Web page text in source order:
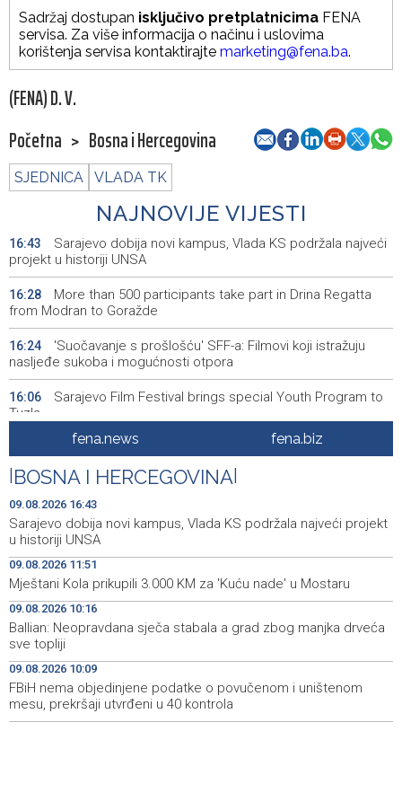
Sadržaj dostupan isključivo pretplatnicima FENA
servisa. Za više informacija o načinu i uslovima
korištenja servisa kontaktirajte marketing@fena.ba.
(FENA) D. V.
Početna > Bosna i Hercegovina
SJEDNICA VLADA TK
NAJNOVIJE VIJESTI
16:43
Sarajevo dobija novi kampus, Vlada KS podržala najveći
projekt u historiji UNSA
16:28
More than 500 participants take part in Drina Regatta
from Modran to Goražde
16:24
'Suočavanje s prošlošću' SFF-a: Filmovi koji istražuju
nasljeđe sukoba i mogućnosti otpora
16:06
Sarajevo Film Festival brings special Youth Program to
Tuzla
Posuški turnir 'Kamen, krš i maslina' potvrdio svoj ugled,
Kukoč ponovno na Topali
15:40 Priopćenje za javnost HDZ 1990
14:53
Pentagon pozvao američke odbrambene firme da
ubrzaju proizvodnju oružja usred iscrpljenih zaliha
14:39
Svečano otvoren 26. Cazin Grand Prix, staza 'Krajiška
zmija' ponovo okupila ljubitelje motosporta
13:20
Mostar Jazz Fest 2026. od 23. do 25. kolovoza donosi
tri večeri vrhunske glazbe
12:21 Izraelske snage izvode nova rušenja u južnom Libanu
fena.news fena.biz
BOSNA I HERCEGOVINA
09.08.2026 16:43
Sarajevo dobija novi kampus, Vlada KS podržala najveći projekt
u historiji UNSA
09.08.2026 11:51
Mještani Kola prikupili 3.000 KM za 'Kuću nade' u Mostaru
09.08.2026 10:16
Ballian: Neopravdana sječa stabala a grad zbog manjka drveća
sve topliji
09.08.2026 10:09
FBiH nema objedinjene podatke o povučenom i uništenom
mesu, prekršaji utvrđeni u 40 kontrola